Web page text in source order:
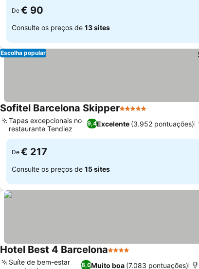
De € 90
Consulte os preços de 13 sites
Escolha popular
Sofitel Barcelona Skipper5 Estrelas
9,4Excelente (3.952 pontuações)
Tapas excepcionais no
restaurante Tendiez
De € 217
Consulte os preços de 15 sites
Hotel Best 4 Barcelona4 Estrelas
8,0Muito boa (7.083 pontuações)
Suíte de bem-estar